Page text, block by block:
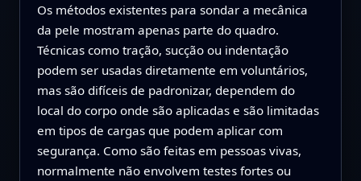
Os métodos existentes para sondar a mecânica
da pele mostram apenas parte do quadro.
Técnicas como tração, sucção ou indentação
podem ser usadas diretamente em voluntários,
mas são difíceis de padronizar, dependem do
local do corpo onde são aplicadas e são limitadas
em tipos de cargas que podem aplicar com
segurança. Como são feitas em pessoas vivas,
normalmente não envolvem testes fortes ou